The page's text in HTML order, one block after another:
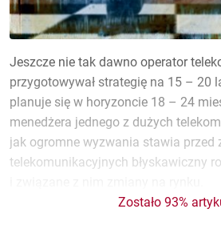
Jeszcze nie tak dawno operator
przygotowywał strategię na 15 – 20
planuje się w horyzoncie 18 – 24
menedżera jednego z dużych
jak ogromne wyzwania stawia przed
telekomunikacyjnych błyskawiczny
Zostało 93%